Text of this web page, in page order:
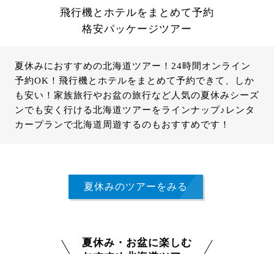
飛行機とホテルをまとめて予約
格安パッケージツアー
夏休みにおすすめの北海道ツアー！24時間オンライン
予約OK！飛行機とホテルをまとめて予約できて、しか
も安い！家族旅行やお盆の旅行など人気の夏休みシーズ
ンでも安く行ける北海道ツアーをラインナップ♪レンタ
カープランで北海道周遊するのもおすすめです！
夏休みのツアーをみる
夏休み・お盆に楽しむ